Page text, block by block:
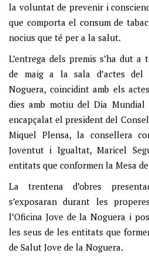
la voluntat de prevenir i
que comporta el consum de
nocius que té per a la salut.
L’entrega dels premis s’ha dut a
de maig a la sala d’actes del
Noguera, coincidint amb els
dies amb motiu del Dia Mundial
encapçalat el president del
Miquel Plensa, la consellera
Joventut i Igualtat, Maricel
entitats que conformen la Mesa
La trentena d’obres
s’exposaran durant les
l’Oficina Jove de la Noguera i
les seus de les entitats que
de Salut Jove de la Noguera.